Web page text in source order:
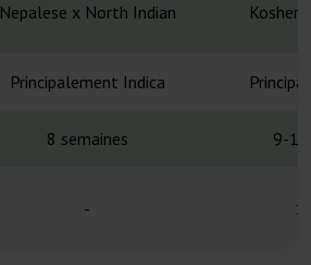
Nepalese x North Indian Kosher
Principalement Indica
8 semaines 9-10
-